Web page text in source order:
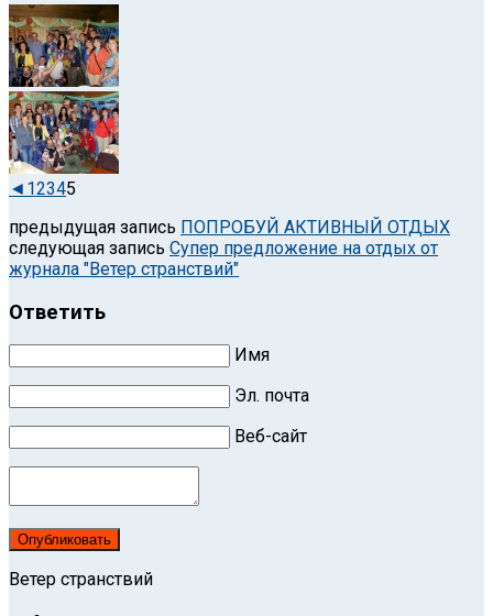
◄ 12345
предыдущая запись ПОПРОБУЙ АКТИВНЫЙ ОТДЫХ
следующая запись Супер предложение на отдых от
журнала "Ветер странствий"
Ответить
Имя
Эл. почта
Веб-сайт
Опубликовать
Ветер странствий